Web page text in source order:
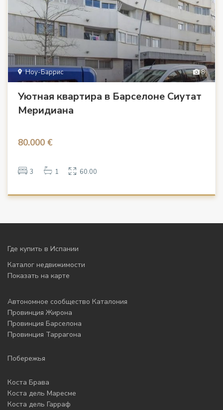
8
Ноу-Баррис
Уютная квартира в Барселоне Сиутат
Меридиана
80.000 €
3 1 60.00
Где купить в Испании
Каталог недвижимости
Показать на карте
Автономное сообщество Каталония
Провинция Жирона
Провинция Барселона
Провинция Таррагона
Побережья
Коста Брава
Коста дель Маресме
Коста дель Гарраф